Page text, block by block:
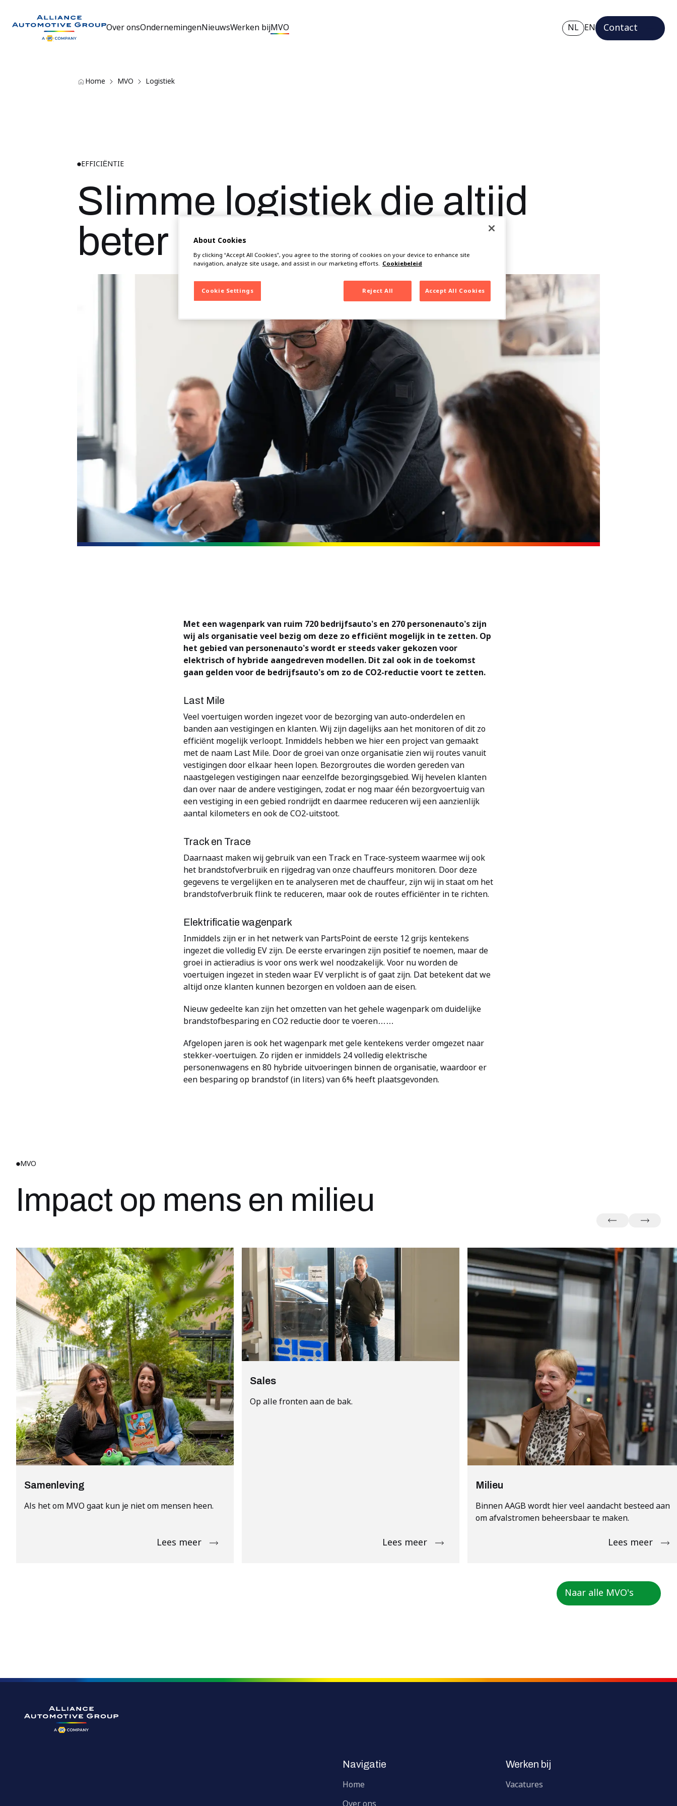
Over onsOndernemingenNieuwsWerken bijMVO NL EN Contact
Home MVO Logistiek
Slimme logistiek die altijd
beter kan
EFFICIËNTIE
Met een wagenpark van ruim 720 bedrijfsauto’s en 270 personenauto’s zijn
wij als organisatie veel bezig om deze zo efficiënt mogelijk in te zetten. Op
het gebied van personenauto’s wordt er steeds vaker gekozen voor
elektrisch of hybride aangedreven modellen. Dit zal ook in de toekomst
gaan gelden voor de bedrijfsauto’s om zo de CO2-reductie voort te zetten.
Last Mile
Veel voertuigen worden ingezet voor de bezorging van auto-onderdelen en
banden aan vestigingen en klanten. Wij zijn dagelijks aan het monitoren of dit zo
efficiënt mogelijk verloopt. Inmiddels hebben we hier een project van gemaakt
met de naam Last Mile. Door de groei van onze organisatie zien wij routes vanuit
vestigingen door elkaar heen lopen. Bezorgroutes die worden gereden van
naastgelegen vestigingen naar eenzelfde bezorgingsgebied. Wij hevelen klanten
dan over naar de andere vestigingen, zodat er nog maar één bezorgvoertuig van
een vestiging in een gebied rondrijdt en daarmee reduceren wij een aanzienlijk
aantal kilometers en ook de CO2-uitstoot.
Track en Trace
Daarnaast maken wij gebruik van een Track en Trace-systeem waarmee wij ook
het brandstofverbruik en rijgedrag van onze chauffeurs monitoren. Door deze
gegevens te vergelijken en te analyseren met de chauffeur, zijn wij in staat om het
brandstofverbruik flink te reduceren, maar ook de routes efficiënter in te richten.
Elektrificatie wagenpark
Inmiddels zijn er in het netwerk van PartsPoint de eerste 12 grijs kentekens
ingezet die volledig EV zijn. De eerste ervaringen zijn positief te noemen, maar de
groei in actieradius is voor ons werk wel noodzakelijk. Voor nu worden de
voertuigen ingezet in steden waar EV verplicht is of gaat zijn. Dat betekent dat we
altijd onze klanten kunnen bezorgen en voldoen aan de eisen.
Nieuw gedeelte kan zijn het omzetten van het gehele wagenpark om duidelijke
brandstofbesparing en CO2 reductie door te voeren……
Afgelopen jaren is ook het wagenpark met gele kentekens verder omgezet naar
stekker-voertuigen. Zo rijden er inmiddels 24 volledig elektrische
personenwagens en 80 hybride uitvoeringen binnen de organisatie, waardoor er
een besparing op brandstof (in liters) van 6% heeft plaatsgevonden.
Impact op mens en milieu
MVO
Samenleving
Als het om MVO gaat kun je niet om mensen heen.
Lees meer
Sales
Op alle fronten aan de bak.
Lees meer
Milieu
Binnen AAGB wordt hier veel aandacht besteed aan
om afvalstromen beheersbaar te maken.
Lees meer
Naar alle MVO's
Navigatie
Home
Werken bij
Vacatures
About Cookies
By clicking “Accept All Cookies”, you agree to the storing of cookies on your device to enhance site
navigation, analyze site usage, and assist in our marketing efforts. Cookiebeleid
Reject All Accept All Cookies
Cookie Settings